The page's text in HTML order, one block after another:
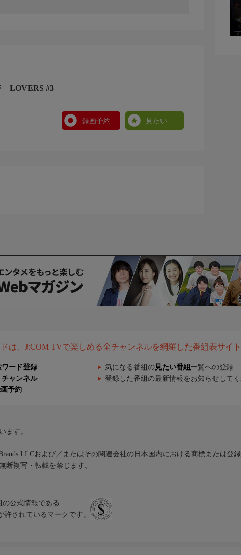
LOVERS #3
録画予約 見たい
は、J:COM TVで楽しめる全チャンネルを網羅した番組表サイト
ワード登録 気になる番組の 見たい番組 一覧への登録
ャンネル 登録した番組の最新情報をお知らせしてく
予約
ます。
LLCおよび／またはその関連会社の日本国内における商標または登録
断複写・転載を禁じます。
の公式情報である
許されているマークです。